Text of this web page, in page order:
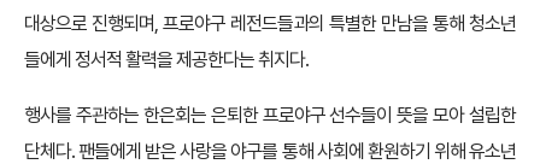
대상으로 진행되며, 프로야구 레전드들과의 특별한 만남을 통해 청소년
들에게 정서적 활력을 제공한다는 취지다.
행사를 주관하는 한은회는 은퇴한 프로야구 선수들이 뜻을 모아 설립한
단체다. 팬들에게 받은 사랑을 야구를 통해 사회에 환원하기 위해 유소년